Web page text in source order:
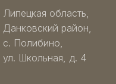
Липецкая область,
Данковский район,
с. Полибино,
ул. Школьная, д. 4